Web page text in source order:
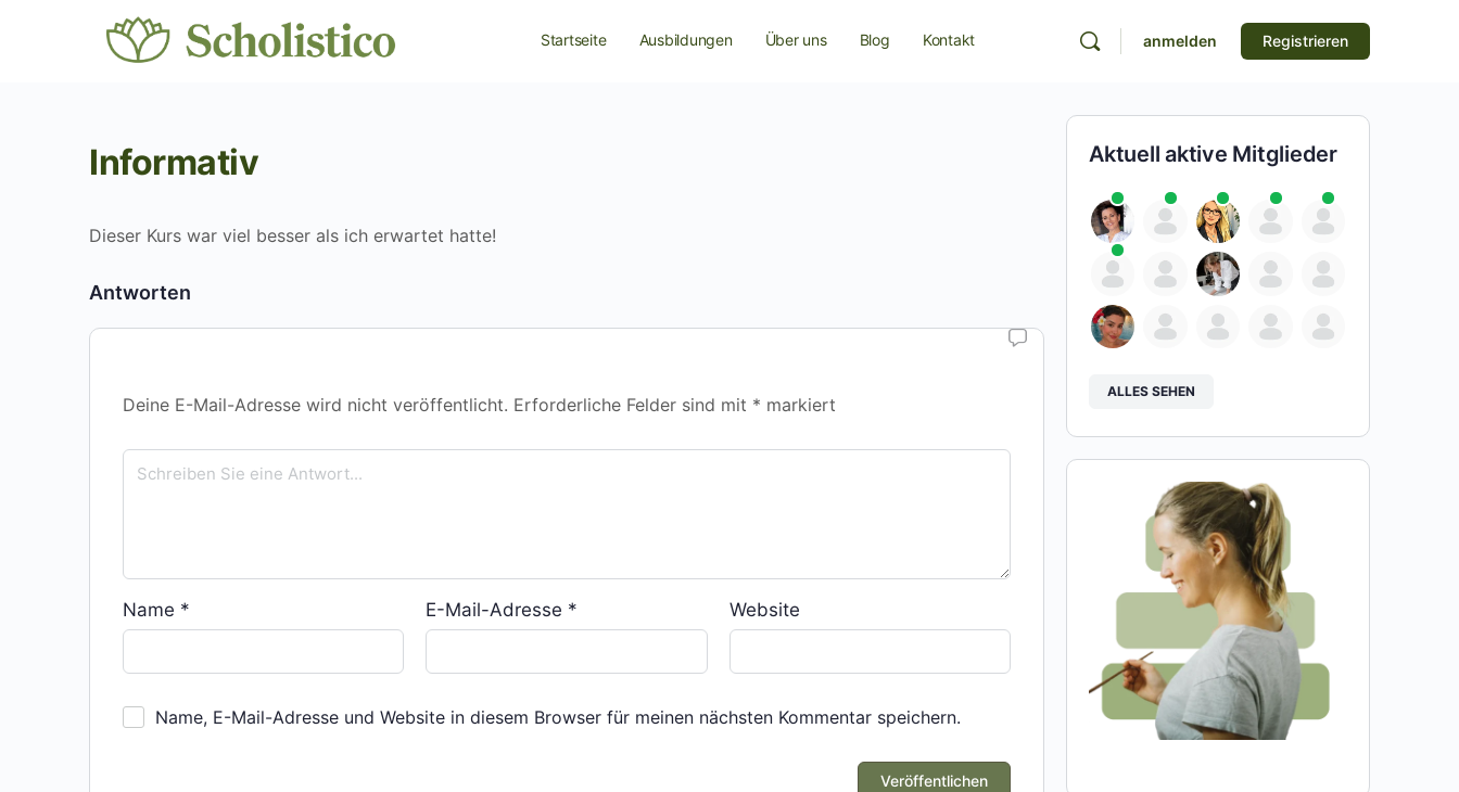
Startseite Ausbildungen Über uns Blog Kontakt anmelden Registrieren
Informativ
Dieser Kurs war viel besser als ich erwartet hatte!
Antworten
Deine E-Mail-Adresse wird nicht veröffentlicht. Erforderliche Felder sind mit * markiert
Name * E-Mail-Adresse * Website
Name, E-Mail-Adresse und Website in diesem Browser für meinen nächsten Kommentar speichern.
Aktuell aktive Mitglieder
ALLES SEHEN